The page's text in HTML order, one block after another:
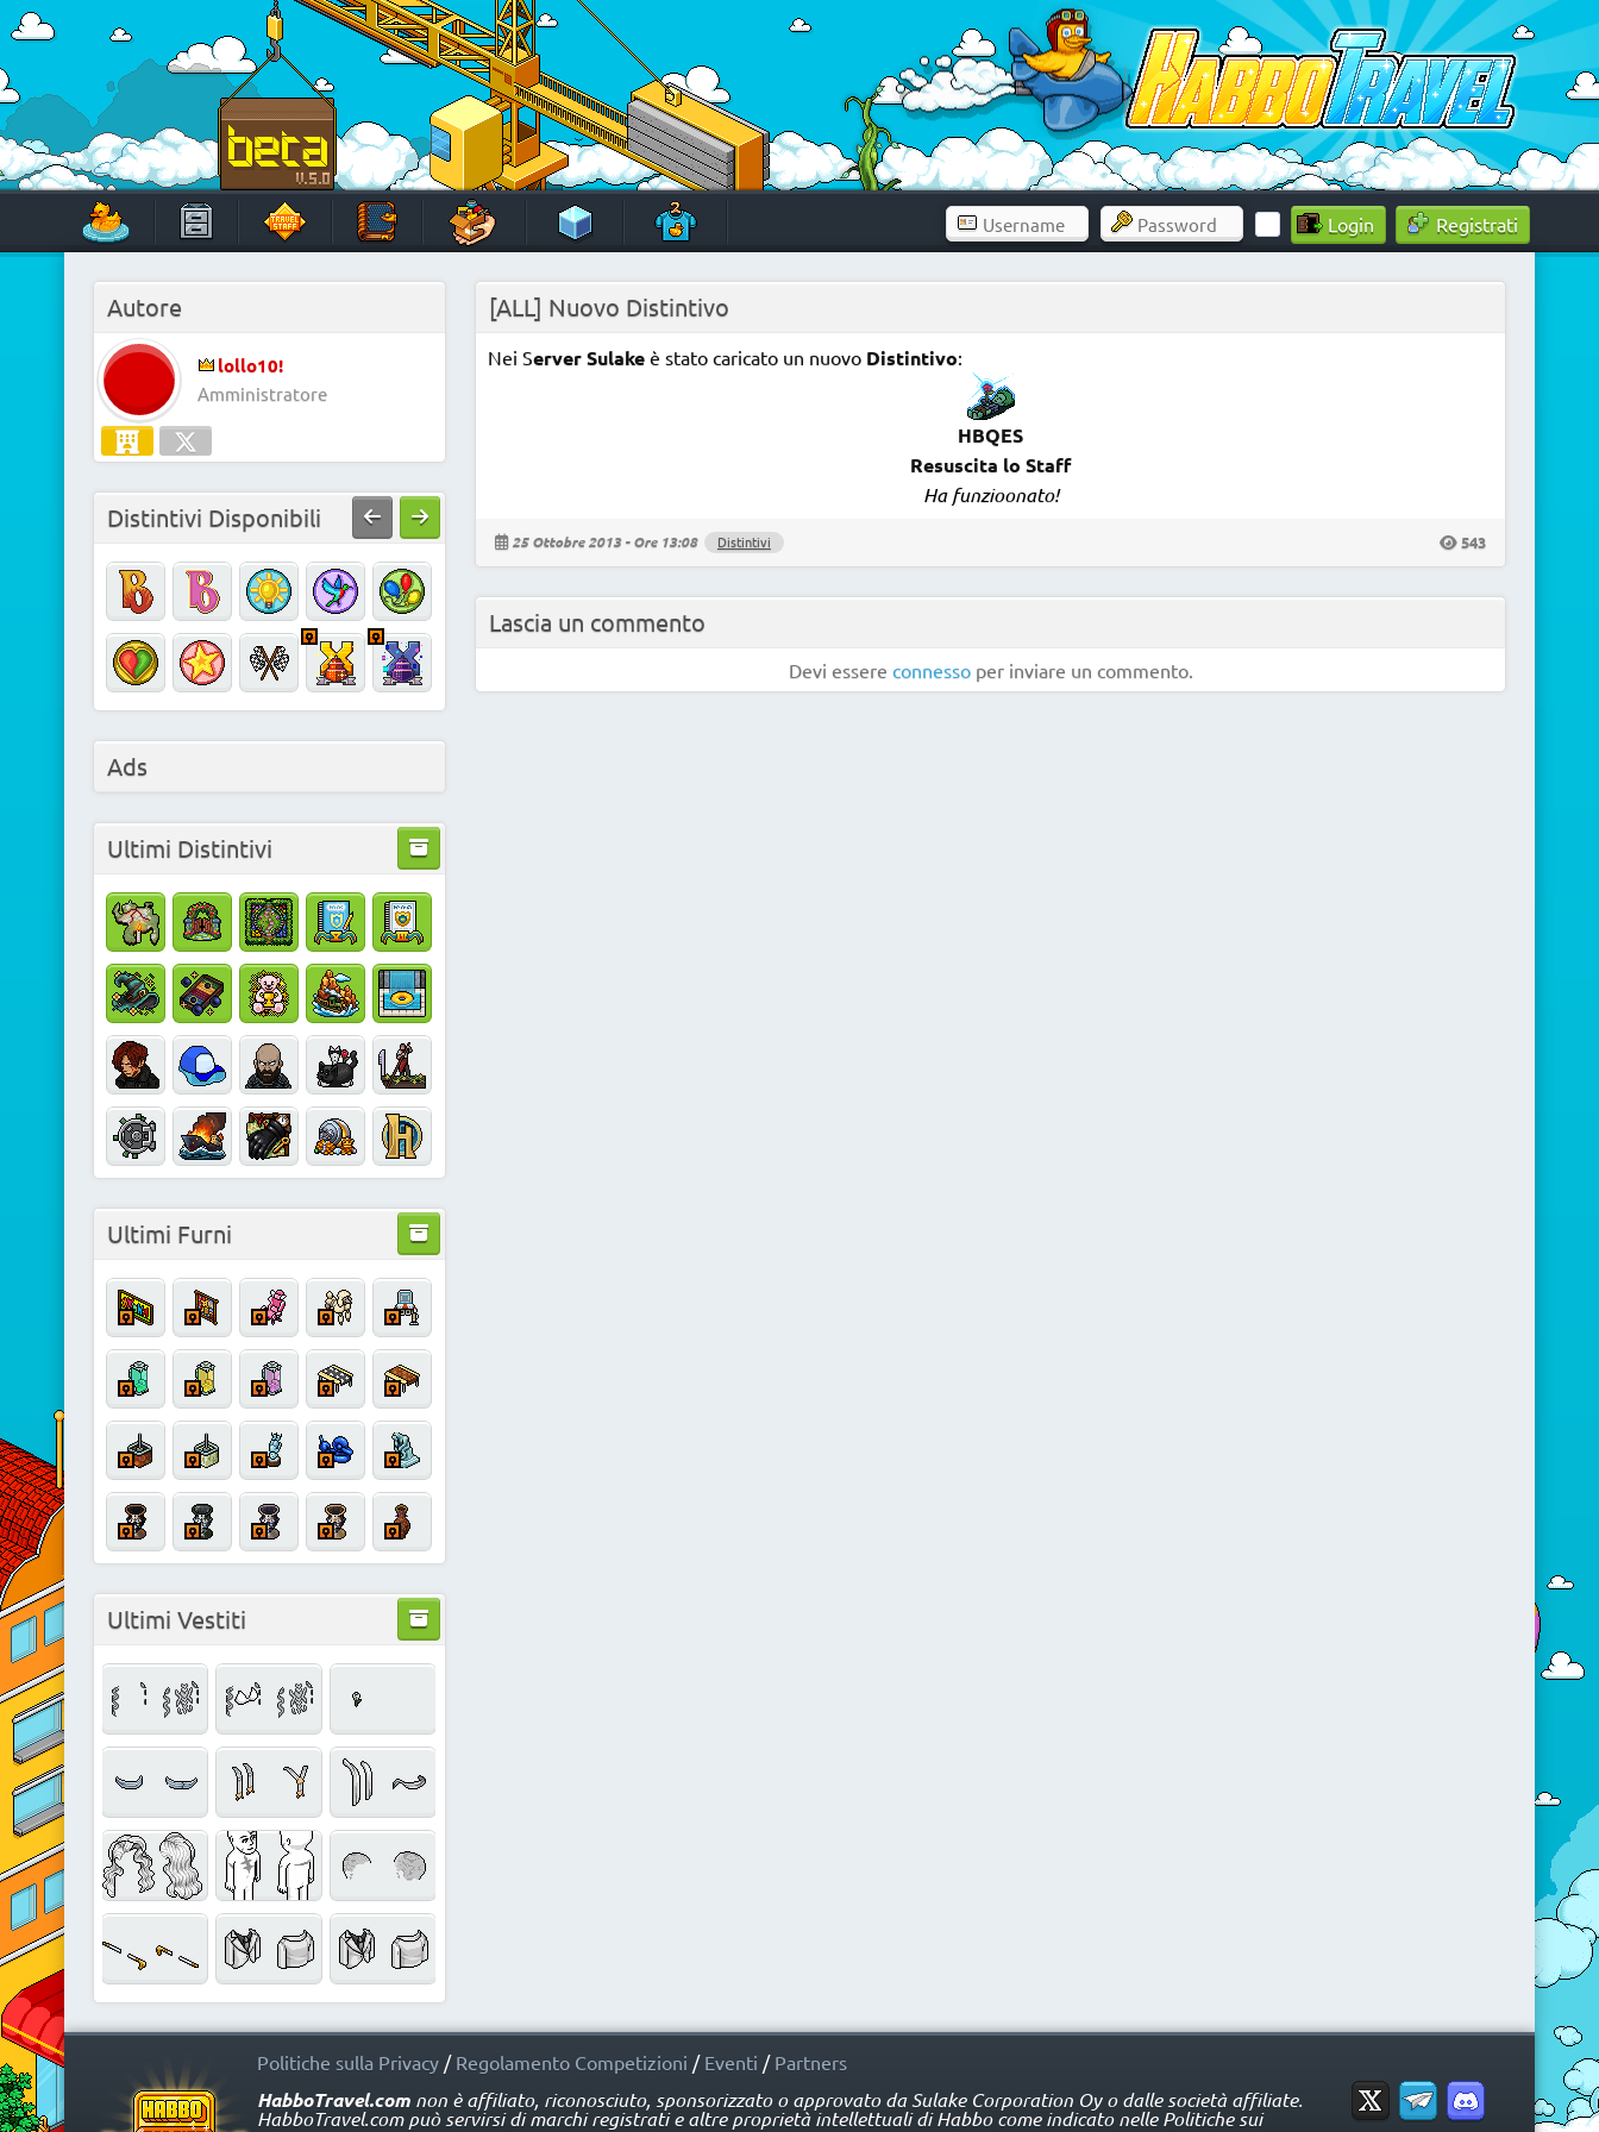
Skip
to
content
HabboTravel
Un viaggio di pixel!
Registrati
[ALL] Nuovo Distintivo
Nei Server Sulakeè stato caricato un nuovo Distintivo:
HBQES
Resuscita lo Staff
Ha funzioonato!
25 Ottobre 2013 - Ore 13:08 Distintivi 543
Lascia un commento
Devi essere connessoper inviare un commento.
Autore
lollo10!
Amministratore
Distintivi Disponibili
Ads
Ultimi Distintivi
Ultimi Furni
Ultimi Vestiti
Politiche sulla Privacy/ Regolamento Competizioni / Eventi / Partners
HabboTravel.comnon è affiliato, riconosciuto, sponsorizzato o approvato da Sulake Corporation Oy o dalle società affiliate.
HabboTravel.com può servirsi di marchi registrati e altre proprietà intellettuali di Habbo come indicato nelle Politiche sui